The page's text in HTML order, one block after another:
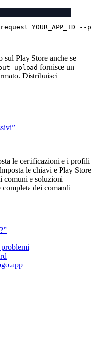
request YOUR_APP_ID --
sul Play Store anche se
upload fornisce un
Distribuisci
le certificazioni e i profili
le chiavi e Play Store
comuni e soluzioni
dei comandi